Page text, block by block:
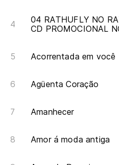
04 RATHUFLY NO
CD PROMOCIONAL
Acorrentada em você
Agüenta Coração
Amanhecer
Amor á moda antiga